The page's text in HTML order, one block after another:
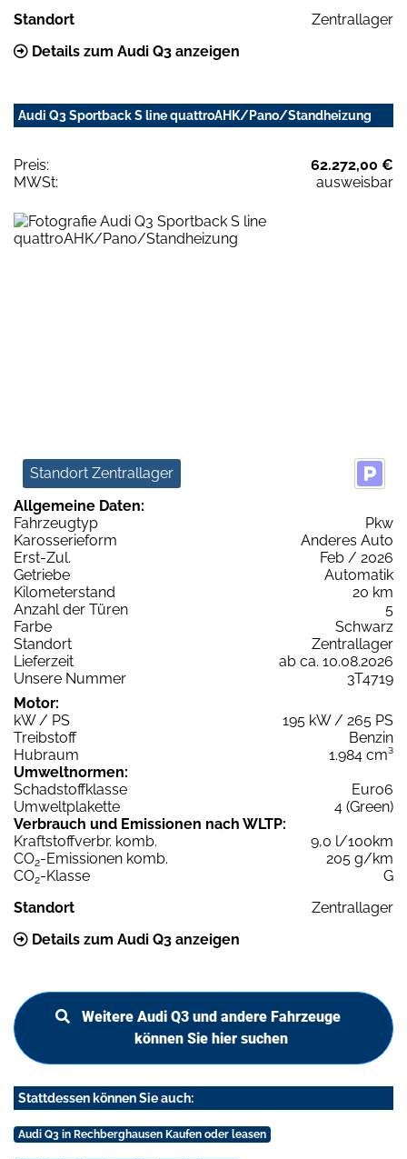
Standort
Zentrallager
Details zum Audi Q3 anzeigen
Audi Q3 Sportback S line quattroAHK/Pano/Standheizung
Preis:
62.272,00 €
MWSt:
ausweisbar
Standort Zentrallager
Allgemeine Daten:
Fahrzeugtyp
Pkw
Karosserieform
Anderes Auto
Erst-Zul.
Feb / 2026
Getriebe
Automatik
Kilometerstand
20 km
Anzahl der Türen
5
Farbe
Schwarz
Standort
Zentrallager
Lieferzeit
ab ca. 10.08.2026
Unsere Nummer
3T4719
Motor:
kW / PS
195 kW / 265 PS
Treibstoff
Benzin
Hubraum
1.984 cm³
Umweltnormen:
Schadstoffklasse
Euro6
Umweltplakette
4 (Green)
Verbrauch und Emissionen nach WLTP:
Kraftstoffverbr. komb.
9,0 l/100km
CO2-Emissionen komb.
205 g/km
CO2-Klasse
G
Standort
Zentrallager
Details zum Audi Q3 anzeigen
Weitere Audi Q3 und andere Fahrzeuge
können Sie hier suchen
Stattdessen können Sie auch:
Audi Q3 in Rechberghausen Kaufen oder leasen